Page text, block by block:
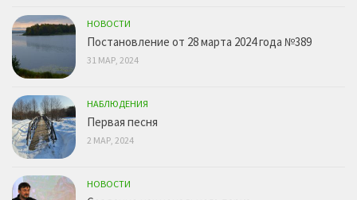
НОВОСТИ
Постановление от 28 марта 2024 года №389
31 МАР, 2024
НАБЛЮДЕНИЯ
Первая песня
2 МАР, 2024
НОВОСТИ